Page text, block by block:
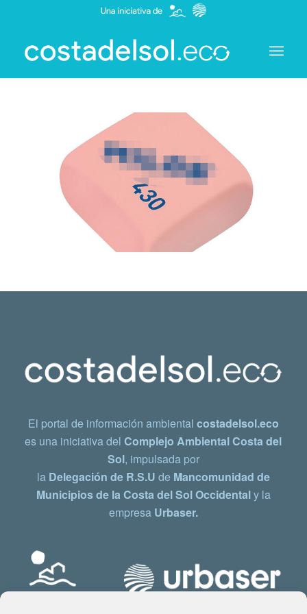
El portal de información ambiental costadelsol.eco
es una iniciativa delComplejo Ambiental Costa del
Sol, impulsada por
la Delegación de R.S.U de Mancomunidad de
Municipios de la Costa del Sol Occidentaly la
empresa Urbaser.